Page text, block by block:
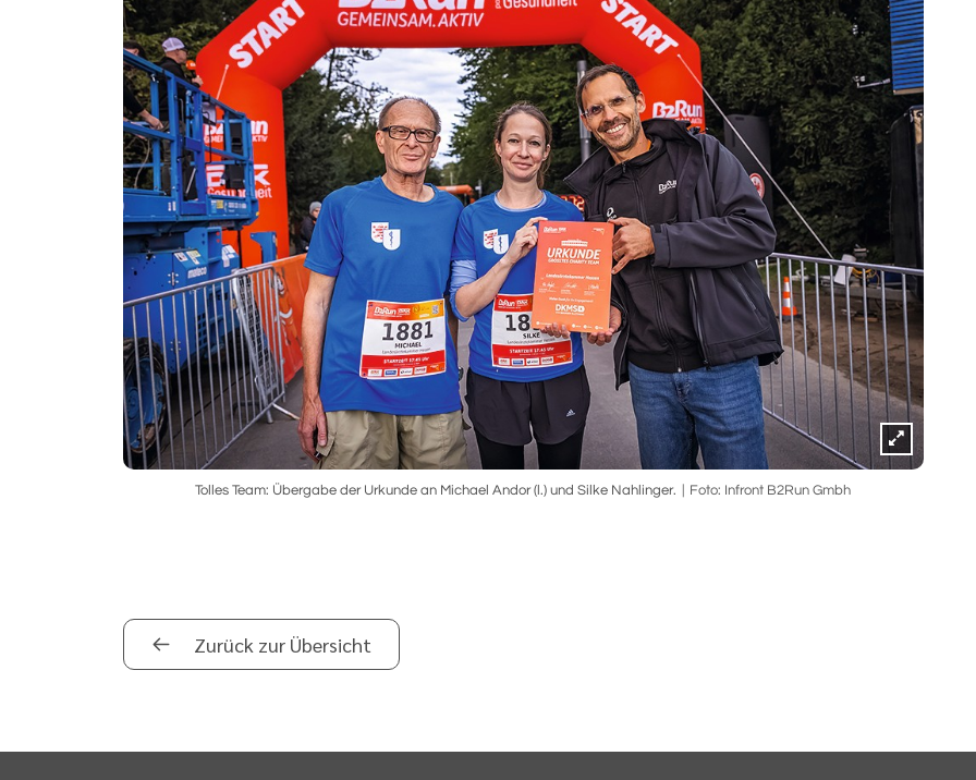
Tolles Team: Übergabe der Urkunde an Michael Andor (l.) und Silke Nahlinger. Foto: Infront B2Run Gmbh
Zurück zur Übersicht